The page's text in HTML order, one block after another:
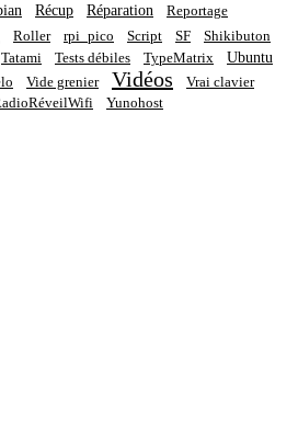
Récup Réparation Reportage
Roller rpi_pico Script SF
Shikibuton
Tatami Tests débiles TypeMatrix Ubuntu
Vide grenier Vidéos
Vrai clavier
Yunohost